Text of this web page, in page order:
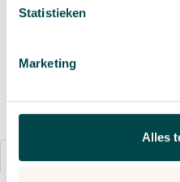
Statistieken
Marketing
Alles
Details